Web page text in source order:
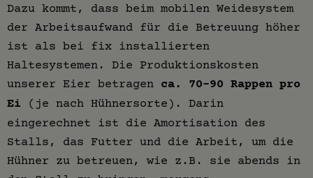
Dazu kommt, dass beim mobilen Weidesystem
der Arbeitsaufwand für die Betreuung höher
ist als bei fix installierten
Haltesystemen. Die Produktionskosten
unserer Eier betragen ca. 70-90 Rappen pro
Ei (je nach Hühnersorte). Darin
eingerechnet ist die Amortisation des
Stalls, das Futter und die Arbeit, um die
Hühner zu betreuen, wie z.B. sie abends in